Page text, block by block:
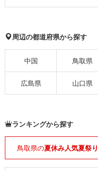
周辺の都道府県から探す
中国 鳥取県
広島県 山口県
ランキングから探す
鳥取県の夏休み人気夏祭り